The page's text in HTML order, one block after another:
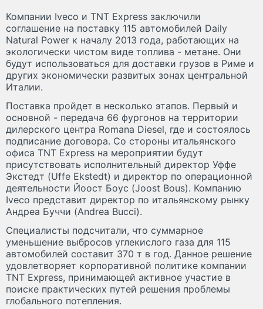
Компании Iveco и TNT Express заключили
соглашение на поставку 115 автомобилей Daily
Natural Power к началу 2013 года, работающих на
экологически чистом виде топлива - метане. Они
будут использоваться для доставки грузов в Риме и
других экономически развитых зонах центральной
Италии.
Поставка пройдет в несколько этапов. Первый и
основной - передача 66 фургонов на территории
дилерского центра Romana Diesel, где и состоялось
подписание договора. Со стороны итальянского
офиса TNT Express на мероприятии будут
присутствовать исполнительный директор Уффе
Экстедт (Uffe Ekstedt) и директор по операционной
деятельности Йоост Боус (Joost Bous). Компанию
Iveco представит директор по итальянскому рынку
Андреа Буччи (Andrea Bucci).
Специалисты подсчитали, что суммарное
уменьшение выбросов углекислого газа для 115
автомобилей составит 370 т в год. Данное решение
удовлетворяет корпоративной политике компании
TNT Express, принимающей активное участие в
поиске практических путей решения проблемы
глобального потепления.